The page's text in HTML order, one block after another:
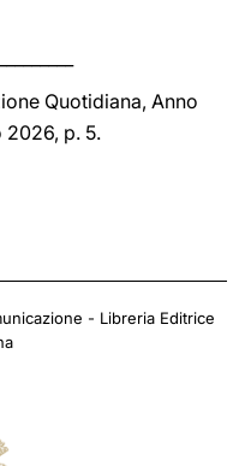
Quotidiana, Anno
2026, p. 5.
- Libreria Editrice